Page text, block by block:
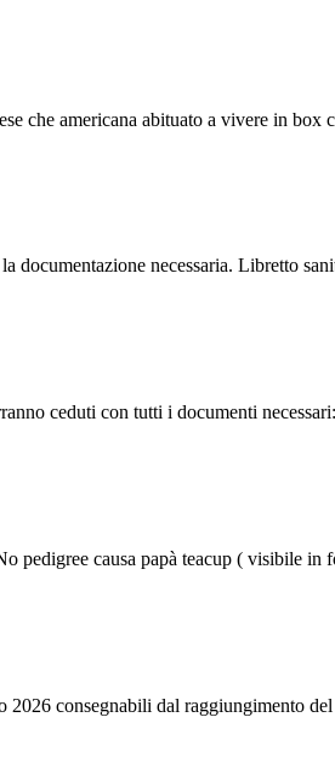
che americana abituato a vivere in box
necessaria. Libretto
ceduti con tutti i documenti
pedigree causa papà teacup ( visibile in
consegnabili dal raggiungimento